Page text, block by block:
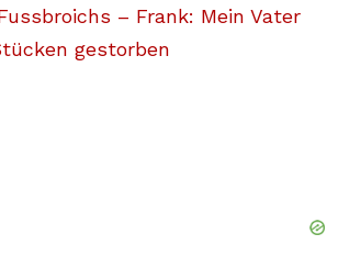
– Frank: Mein Vater
gestorben